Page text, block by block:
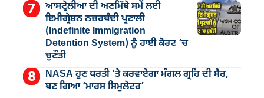
ਆਸਟ੍ਰੇਲੀਆ ਦੀ ਅਣਮਿੱਥੇ ਸਮੇਂ ਲਈ
ਇਮੀਗ੍ਰੇਸ਼ਨ ਨਜ਼ਰਬੰਦੀ ਪ੍ਰਣਾਲੀ
(Indefinite Immigration
Detention System) ਨੂੰ ਹਾਈ ਕੋਰਟ ’ਚ
ਚੁਣੌਤੀ
NASA ਹੁਣ ਧਰਤੀ ’ਤੇ ਕਰਵਾਏਗਾ ਮੰਗਲ ਗ੍ਰਹਿ ਦੀ ਸੈਰ,
ਬਣ ਗਿਆ ‘ਮਾਰਸ ਸਿਮੁਲੇਟਰ’